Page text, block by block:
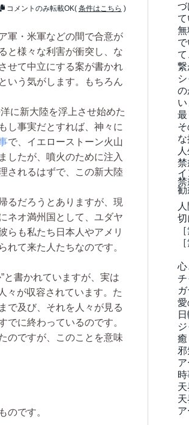
コメントのみ転載OK( 条件はこちら )
軍・米軍などの間で合意が
と様々な利害が衝突し、な
せて中立にする案が書かれ
いう気がします。もちろん
に新大陸を浮上させ始めた
し事実だとすれば、神々に
で、イエローストーン火山
したが、噴火のために注入
されるはずで、この新大陸
るだろうとありますが、現
ネオ満州国として、ユダヤ
らも私たち日本人やアメリ
れて来た人たちなのです。
書かれていますが、実は
々が収容されています。た
で及び、それを人々が見る
でに終わっているのです。
のですが、このことを意味
のです。
づ
て
無
て
繋
の
い
最
な
禁
禁
勧
切
心
チ
愛
癒